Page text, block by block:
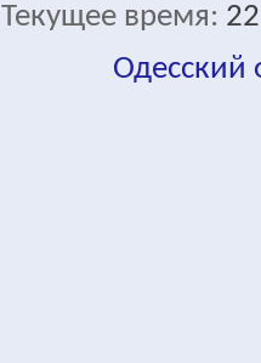
Текущее время:
Одесский